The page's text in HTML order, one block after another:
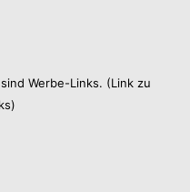
Werbe-Links. (Link zu